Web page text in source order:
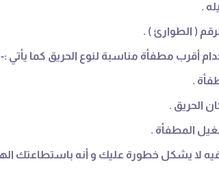
( الطوارئ ) .
أقرب مطفأة مناسبة لنوع الحريق كما يأتي :-